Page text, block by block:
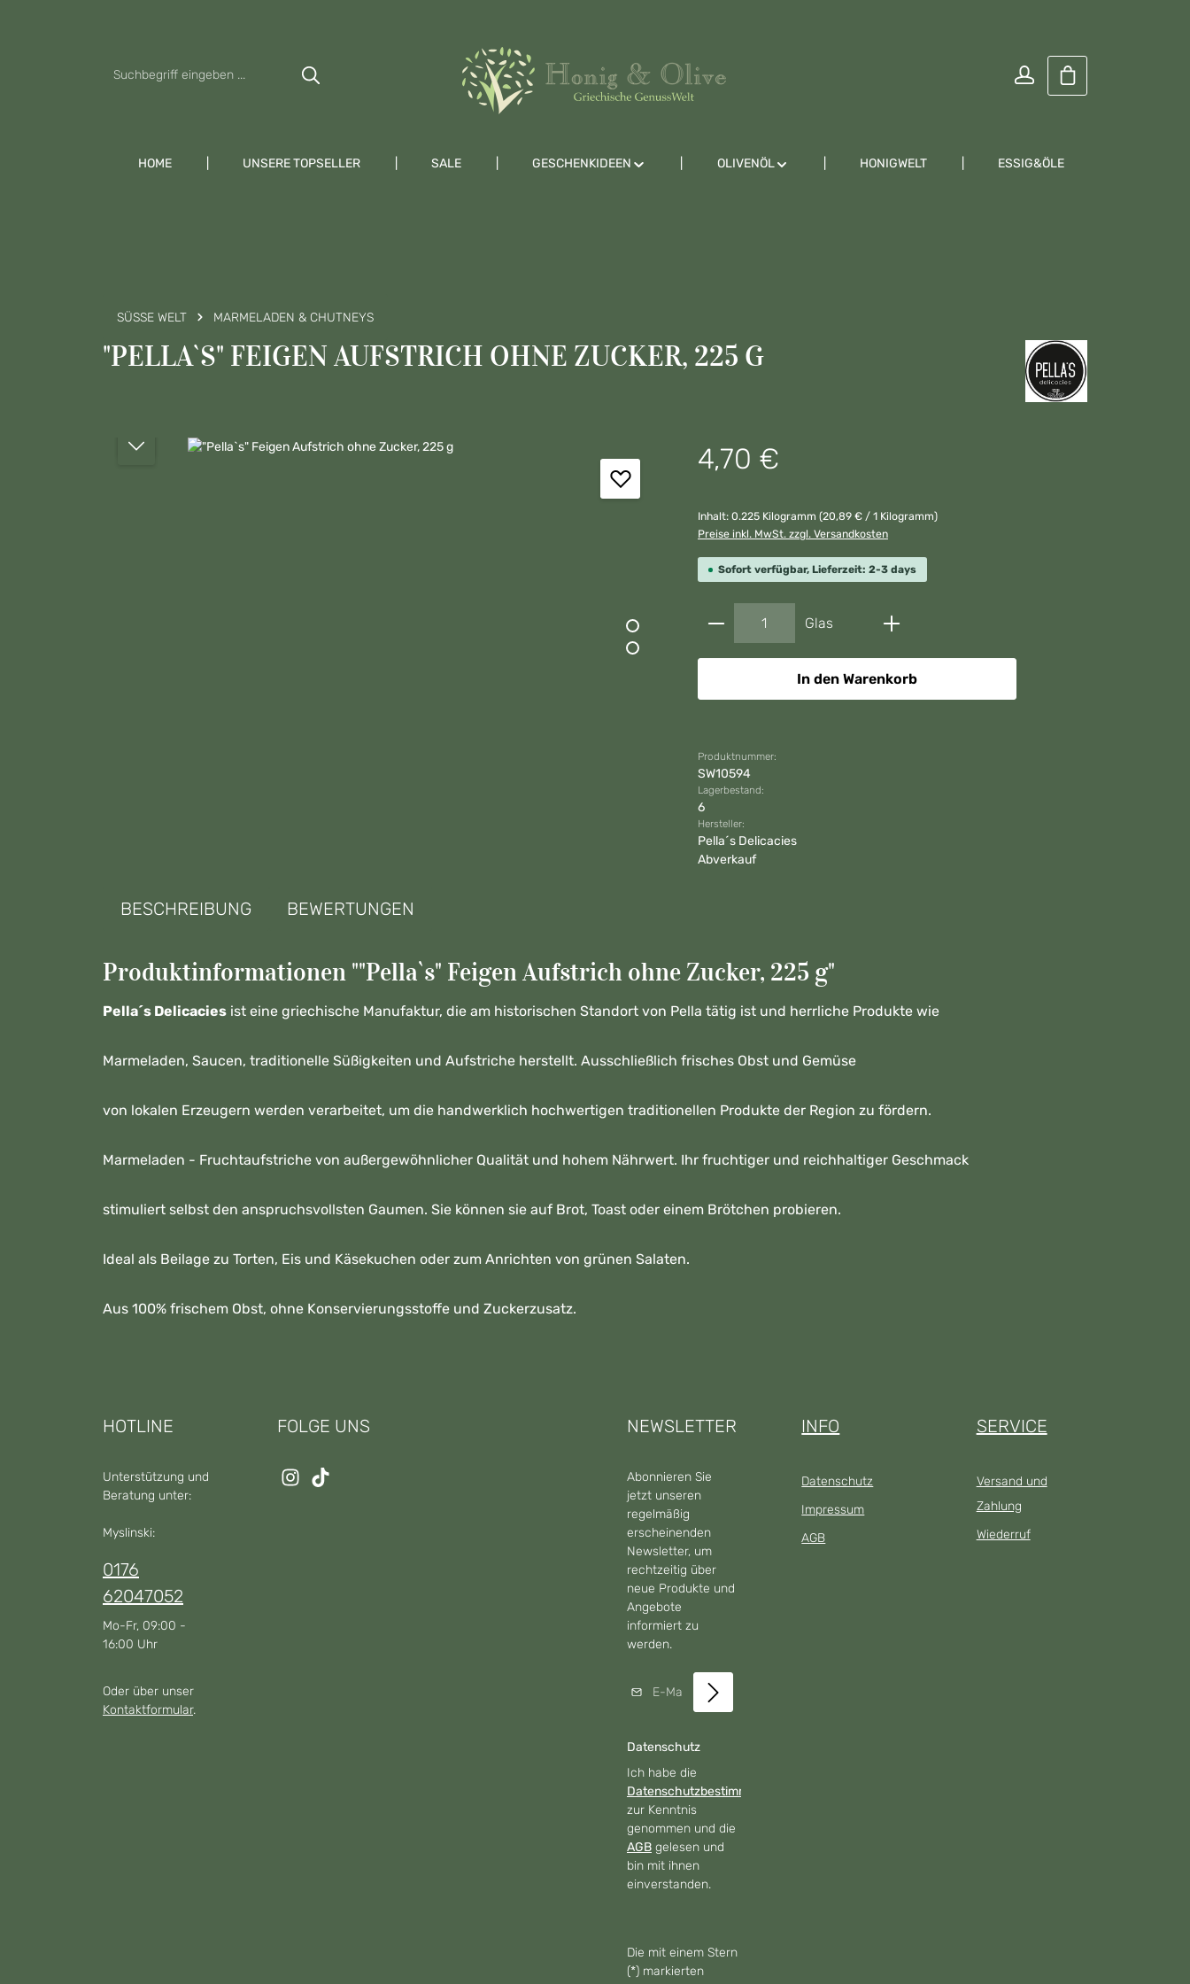
Warenkorb
HOME UNSERE TOPSELLER SALE GESCHENKIDEEN OLIVENÖL HONIGWELT ESSIG&ÖLE
SÜSSE WELT MARMELADEN & CHUTNEYS
"PELLA`S" FEIGEN AUFSTRICH OHNE ZUCKER, 225 G
Bildergalerie überspringen Regulärer Preis:
4,70 €
Inhalt: 0.225 Kilogramm (20,89 € / 1 Kilogramm)
Preise inkl. MwSt. zzgl. Versandkosten
Sofort verfügbar, Lieferzeit: 2-3 days
Produkt Anzahl: Gib den gewünschten Wert ein
Glas
In den Warenkorb
Produktnummer:
SW10594
Lagerbestand:
6
Hersteller:
Pella´s Delicacies
Abverkauf
BESCHREIBUNG BEWERTUNGEN
Produktinformationen ""Pella`s" Feigen Aufstrich ohne Zucker, 225 g"
Pella´s Delicacies ist eine griechische Manufaktur, die am historischen Standort von Pella tätig ist und herrliche Produkte wie
Marmeladen, Saucen, traditionelle Süßigkeiten und Aufstriche herstellt. Ausschließlich frisches Obst und Gemüse
von lokalen Erzeugern werden verarbeitet, um die handwerklich hochwertigen traditionellen Produkte der Region zu fördern.
Marmeladen - Fruchtaufstriche von außergewöhnlicher Qualität und hohem Nährwert. Ihr fruchtiger und reichhaltiger Geschmack
stimuliert selbst den anspruchsvollsten Gaumen. Sie können sie auf Brot, Toast oder einem Brötchen probieren.
Ideal als Beilage zu Torten, Eis und Käsekuchen oder zum Anrichten von grünen Salaten.
Aus 100% frischem Obst, ohne Konservierungsstoffe und Zuckerzusatz.
HOTLINE
Unterstützung und
Beratung unter:
Myslinski:
0176
62047052
Mo-Fr, 09:00 -
16:00 Uhr
Oder über unser
Kontaktformular.
FOLGE UNS NEWSLETTER
Abonnieren Sie
jetzt unseren
regelmäßig
erscheinenden
Newsletter, um
rechtzeitig über
neue Produkte und
Angebote
informiert zu
werden.
E-Mail-Adresse*
Datenschutz
Ich habe die
Datenschutzbestimmungen
zur Kenntnis
genommen und die
AGBgelesen und
bin mit ihnen
einverstanden.
Die mit einem Stern
(*) markierten
INFO
Datenschutz
Impressum
AGB
SERVICE
Versand und
Zahlung
Wiederruf